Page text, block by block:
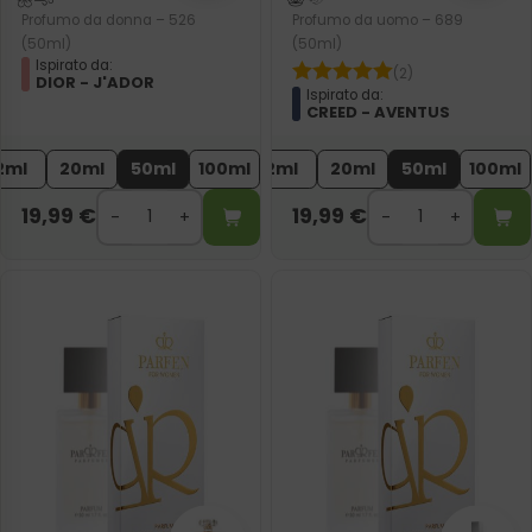
Profumo da donna – 526
(50ml)
Ispirato da:
DIOR - J'ADOR
20ml 50ml 100ml
19,99 €
Profumo da uomo – 689
(50ml)
(2)
Ispirato da:
CREED - AVENTUS
2ml 20ml 50ml 100ml
19,99 €